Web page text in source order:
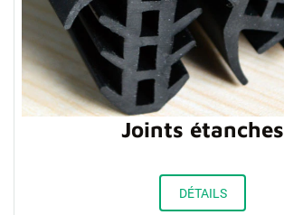
Joints étanches
DÉTAILS